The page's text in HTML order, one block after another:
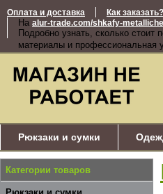
Оплата и доставка Как заказать?
На alur-trade.com/shkafy-
Подробно узнать, сколько
материалы и профессиональная
Рюкзаки и сумки
Категории товаров